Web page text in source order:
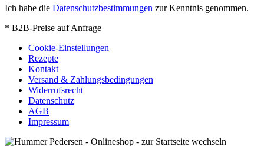
Ich habe die Datenschutzbestimmungen zur Kenntnis genommen.
* B2B-Preise auf Anfrage
Cookie-Einstellungen
Rezepte
Kontakt
Versand & Zahlungsbedingungen
Widerrufsrecht
Datenschutz
AGB
Impressum